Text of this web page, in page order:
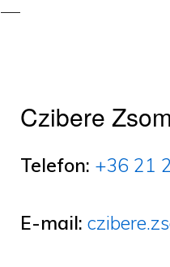
Czibere
Telefon: +36 21
E-mail: